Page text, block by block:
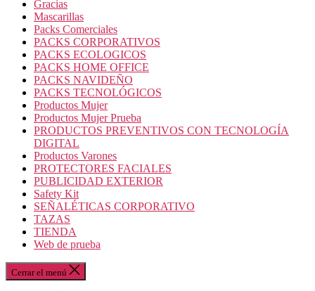
Gracias
Mascarillas
Packs Comerciales
PACKS CORPORATIVOS
PACKS ECOLOGICOS
PACKS HOME OFFICE
PACKS NAVIDEÑO
PACKS TECNOLÓGICOS
Productos Mujer
Productos Mujer Prueba
PRODUCTOS PREVENTIVOS CON TECNOLOGÍA
DIGITAL
Productos Varones
PROTECTORES FACIALES
PUBLICIDAD EXTERIOR
Safety Kit
SEÑALÉTICAS CORPORATIVO
TAZAS
TIENDA
Web de prueba
Cerrar el menú